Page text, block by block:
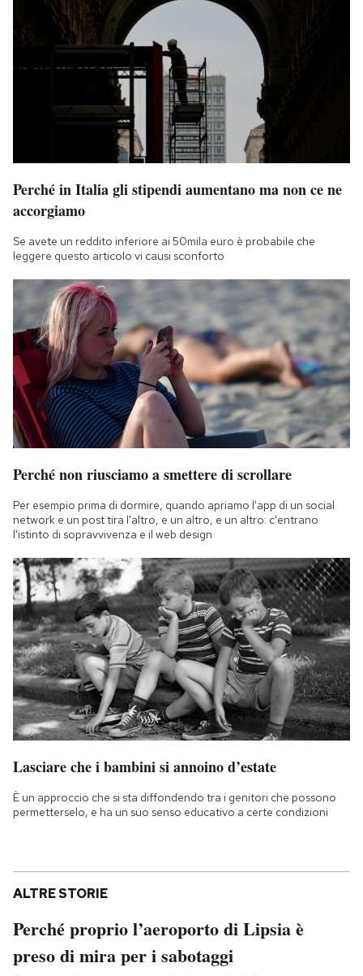
Perché in Italia gli stipendi aumentano ma non ce ne
accorgiamo
Se avete un reddito inferiore ai 50mila euro è probabile che
leggere questo articolo vi causi sconforto
Perché non riusciamo a smettere di scrollare
Per esempio prima di dormire, quando apriamo l'app di un social
network e un post tira l'altro, e un altro, e un altro: c'entrano
l'istinto di sopravvivenza e il web design
Lasciare che i bambini si annoino d’estate
È un approccio che si sta diffondendo tra i genitori che possono
permetterselo, e ha un suo senso educativo a certe condizioni
ALTRE STORIE
Perché proprio l’aeroporto di Lipsia è
preso di mira per i sabotaggi